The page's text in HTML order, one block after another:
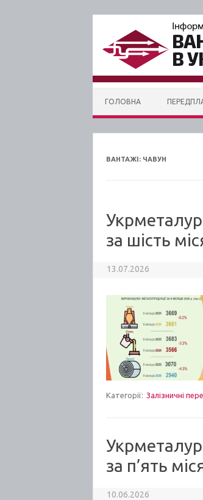
ГОЛОВНА
ВАНТАЖI: ЧАВУН
за шість
13.07.2026
Категорії: Залізничні
за п’ять
10.06.2026